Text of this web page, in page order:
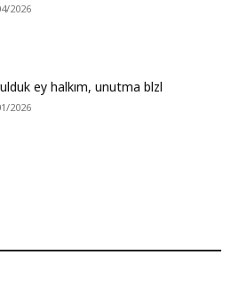
2026
ey halkım, unutma blzl
2026